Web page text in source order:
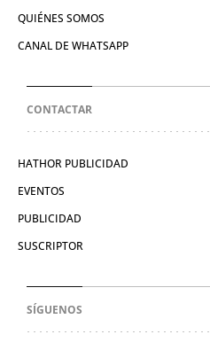
QUIÉNES SOMOS
CANAL DE WHATSAPP
CONTACTAR
HATHOR PUBLICIDAD
EVENTOS
PUBLICIDAD
SUSCRIPTOR
SÍGUENOS